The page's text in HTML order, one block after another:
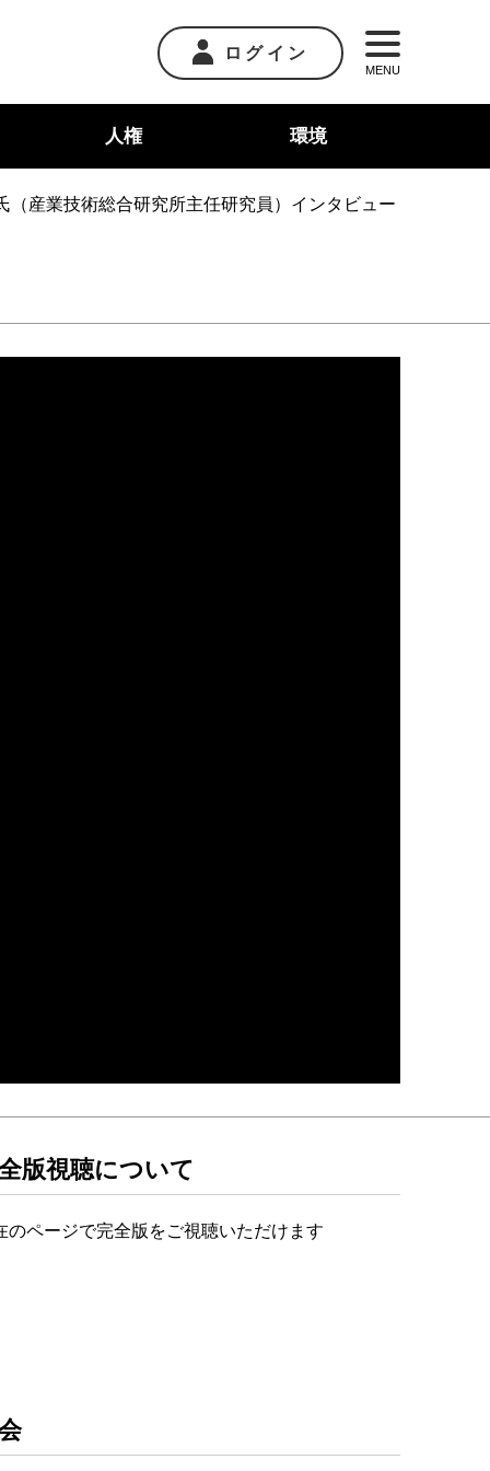
ログイン
MENU
人権 環境
産業技術総合研究所主任研究員）インタビュー
版視聴について
のページで完全版をご視聴いただけます